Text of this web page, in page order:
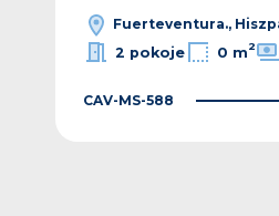
Fuerteventura.,
2 pokoje
0 m2
CAV-MS-588